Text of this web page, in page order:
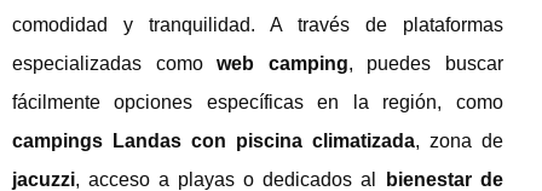
comodidad y tranquilidad. A través de plataformas
especializadas comoweb camping, puedes buscar
fácilmente opciones específicas en la región, como
campings Landas con piscina climatizada, zona de
jacuzzi, acceso a playas o dedicados al
bienestar de